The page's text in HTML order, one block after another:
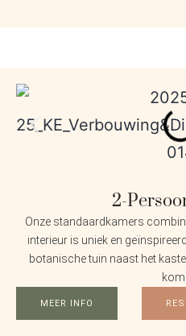
2-
Onze standaardkamers
interieur is uniek en
botanische tuin naast het
MEER INFO